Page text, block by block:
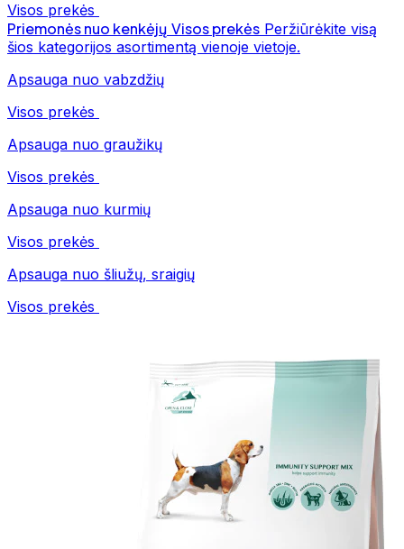
Visos prekės
Priemonės nuo kenkėjų Visos prekės Peržiūrėkite visą
šios kategorijos asortimentą vienoje vietoje.
Apsauga nuo vabzdžių
Visos prekės
Apsauga nuo graužikų
Visos prekės
Apsauga nuo kurmių
Visos prekės
Apsauga nuo šliužų, sraigių
Visos prekės